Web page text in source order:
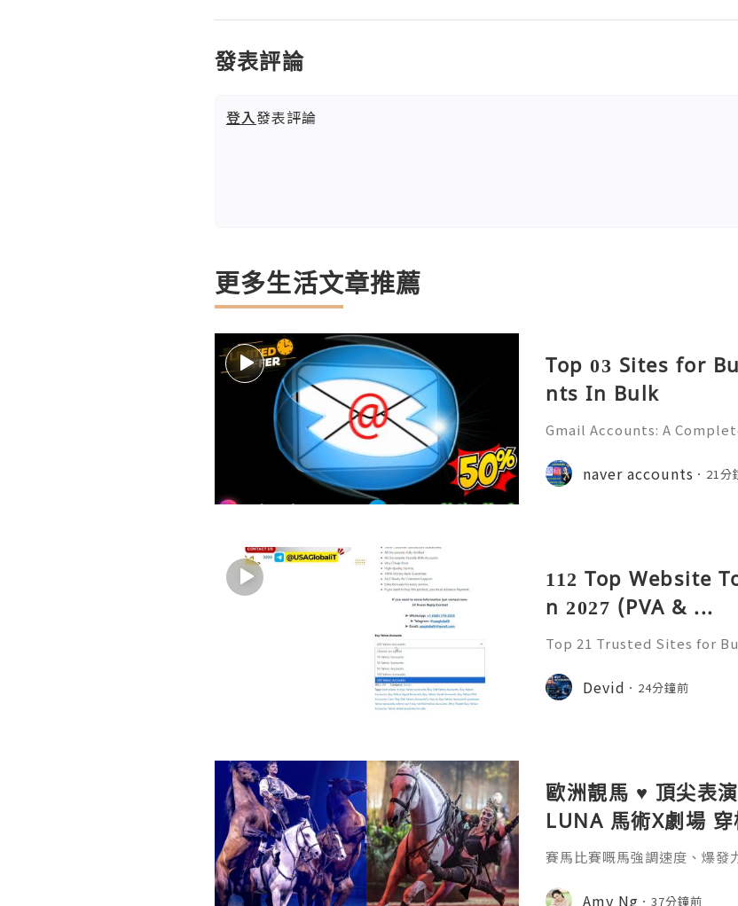
發表評論
登入發表評論
更多生活文章推薦
Top 03 Sites for
nts In Bulk
Gmail Accounts: A
💎Fast & Reliable 24/7
sApp :+1 (506) 541-7768
naver accounts 21分
112 Top Website
n 2027 (PVA & ...
Top 21 Trusted Sites for
➤ Email:Devid 24分鐘前
歐洲靚馬 ♥ 頂尖表
LUNA 馬術X劇場 穿
賽馬比賽嘅馬強調速度、爆發
有弗里斯蘭黑馬、安達盧西亞
Amy Ng 37分鐘前